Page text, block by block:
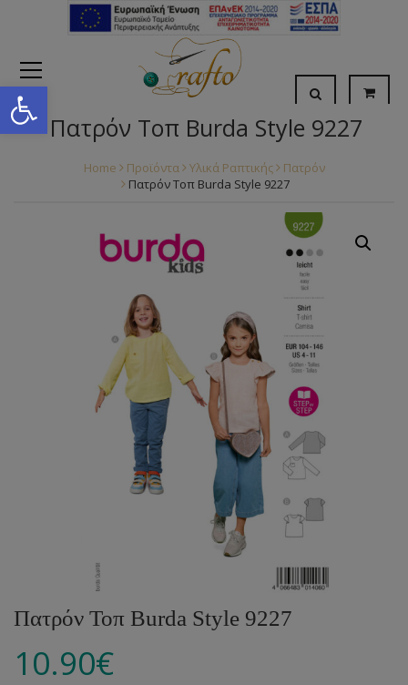
Open toolbar
Πατρόν Τοπ Burda Style 9227
Home Προϊόντα Υλικά Ραπτικής
Πατρόν
Πατρόν Τοπ Burda Style 9227
Πατρόν Τοπ Burda Style 9227
10.90€